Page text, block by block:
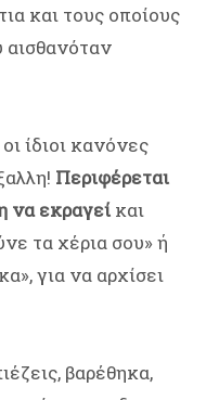
και τους οποίους
αισθανόταν
ίδιοι κανόνες
Περιφέρεται
να εκραγεί και
τα χέρια σου» ή
για να αρχίσει
βαρέθηκα,